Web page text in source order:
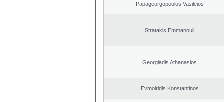
Papageorgopoulos Vasileios
Stratakis Emmanouil
Georgiadis Athanasios
Evmoiridis Konstantinos